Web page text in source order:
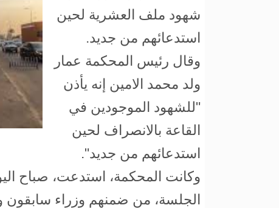
شهود ملف العشرية لحين
استدعائهم من جديد.
وقال رئيس المحكمة عمار
ولد محمد الامين إنه يأذن
"للشهود الموجودين في
القاعة بالانصراف لحين
استدعائهم من جديد".
وكانت المحكمة، استدعت، صباح
الجلسة، من ضمنهم وزراء سابقون